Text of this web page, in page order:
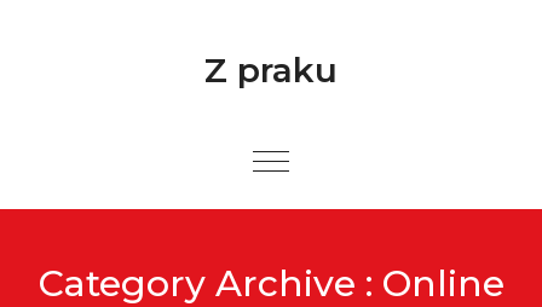
Z praku
Category Archive : Online